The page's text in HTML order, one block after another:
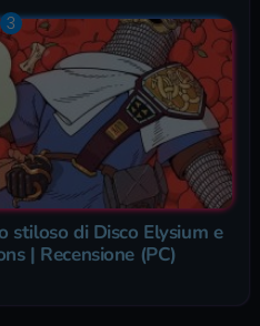
stiloso di Disco Elysium e
| Recensione (PC)